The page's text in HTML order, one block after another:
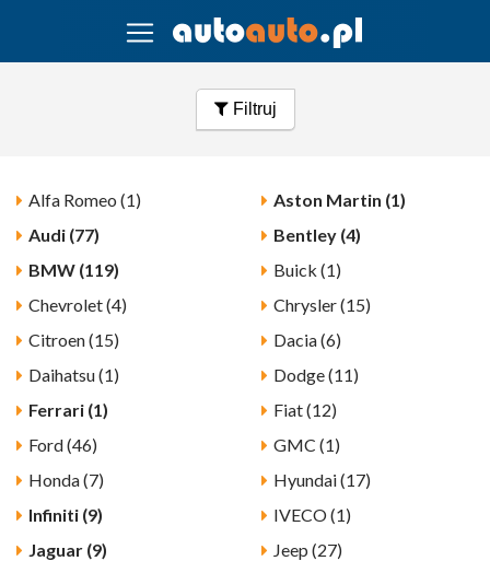
Filtruj
Alfa Romeo (1)
Aston Martin (1)
Audi (77)
Bentley (4)
BMW (119)
Buick (1)
Chevrolet (4)
Chrysler (15)
Citroen (15)
Dacia (6)
Daihatsu (1)
Dodge (11)
Ferrari (1)
Fiat (12)
Ford (46)
GMC (1)
Honda (7)
Hyundai (17)
Infiniti (9)
IVECO (1)
Jaguar (9)
Jeep (27)